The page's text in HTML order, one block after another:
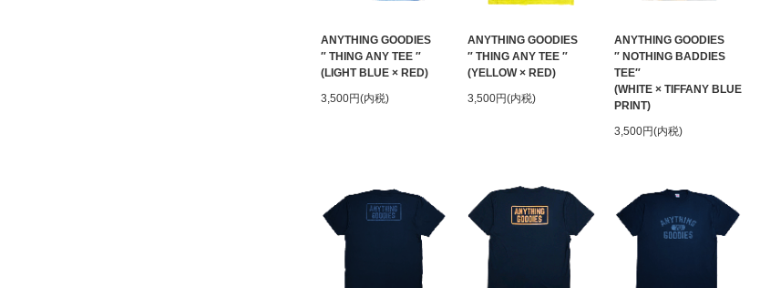
ANYTHING GOODIES
″ THING ANY TEE ″
(LIGHT BLUE × RED)
3,500円(内税)
ANYTHING GOODIES
″ THING ANY TEE ″
(YELLOW × RED)
3,500円(内税)
ANYTHING GOODIES
″ NOTHING BADDIES
TEE″
(WHITE × TIFFANY BLUE
PRINT)
3,500円(内税)